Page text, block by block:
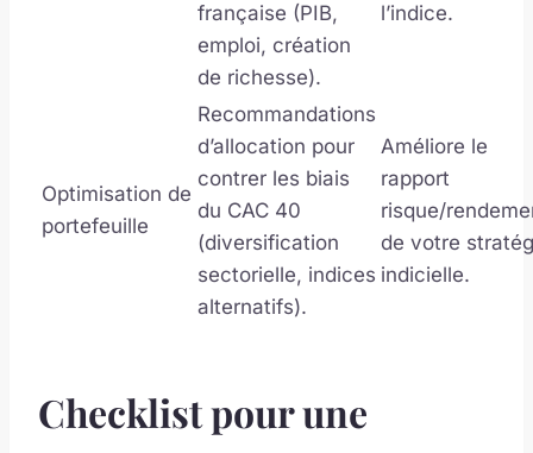
française (PIB,
emploi, création
de richesse).
l’indice.
Optimisation de
portefeuille
Recommandations
d’allocation pour
contrer les biais
du CAC 40
(diversification
sectorielle, indices
alternatifs).
Améliore le
rapport
risque/
de votre
indicielle.
Checklist pour une